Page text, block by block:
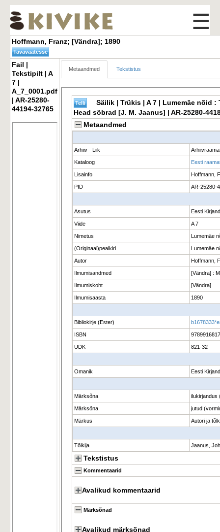
☰
Hoffmann, Franz; [Vändra]; 1890
Fail |
Tekstipilt | A
7 |
A_7_0001.pdf
| AR-25280-
44194-32765
Metaandmed Tekstistus